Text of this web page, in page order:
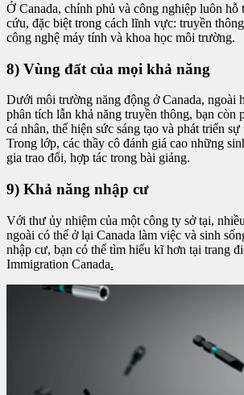
Ở Canada, chính phủ và công nghiệp luôn hỗ
cứu, đặc biệt trong cách lĩnh vực: truyền
công nghệ máy tính và khoa học môi trường.
8) Vùng đất của mọi khả năng
Dưới môi trường năng động ở Canada, ngoài
phân tích lẫn khả năng truyền thông, bạn còn
cá nhân, thể hiện sức sáng tạo và phát triển
Trong lớp, các thầy cô đánh giá cao những
gia trao đổi, hợp tác trong bài giảng.
9) Khả năng nhập cư
Với thư ủy nhiệm của một công ty sở tại,
ngoài có thể ở lại Canada làm việc và sinh
nhập cư, bạn có thể tìm hiểu kĩ hơn tại trang
Immigration Canada.